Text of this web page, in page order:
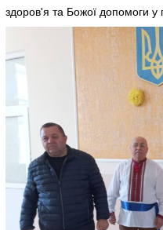
здоров'я та Божої допомоги у